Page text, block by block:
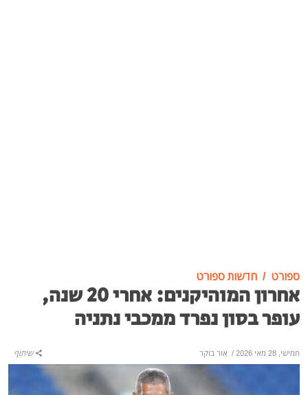
ספורט חדשות ספורט
אחרון המוהיקנים: אחרי 20 שנה,
עופר בסון נפרד ממכבי נתניה
חמישי, 28 מאי 2026 / אור בוקר שיתוף